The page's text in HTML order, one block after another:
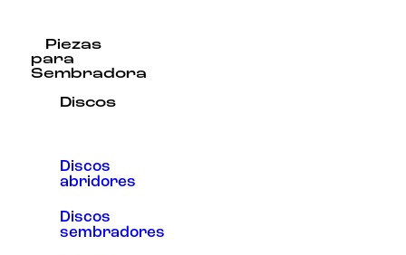
Piezas
para
Sembradora
Discos
Discos
abridores
Discos
sembradores